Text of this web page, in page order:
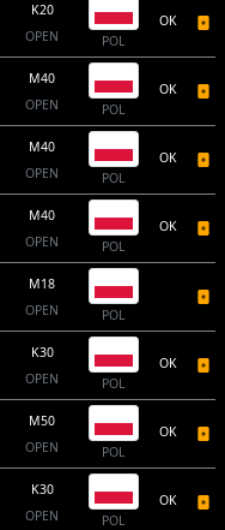
K20
OPEN
POL
OK
M40
OPEN
POL
OK
M40
OPEN
POL
OK
M40
OPEN
POL
OK
M18
OPEN
POL
K30
OPEN
POL
OK
M50
OPEN
POL
OK
K30
OPEN
POL
OK